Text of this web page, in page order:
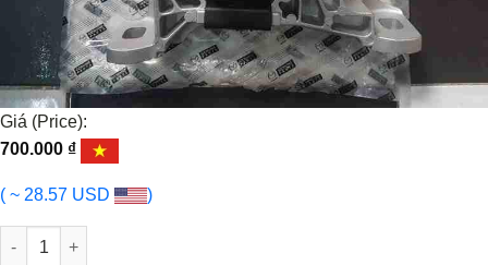
Giá (Price):
700.000 ₫
( ~ 28.57 USD )
Chân máy hộp số Ford Focus, Mazda 3 số lượng